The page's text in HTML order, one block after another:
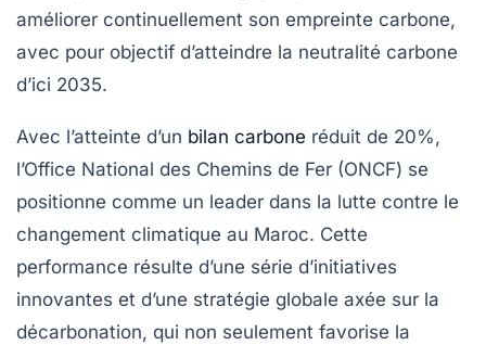
améliorer continuellement son empreinte carbone,
avec pour objectif d’atteindre la neutralité carbone
d’ici 2035.
Avec l’atteinte d’un bilan carbone réduit de 20%,
l’Office National des Chemins de Fer (ONCF) se
positionne comme un leader dans la lutte contre le
changement climatique au Maroc. Cette
performance résulte d’une série d’initiatives
innovantes et d’une stratégie globale axée sur la
décarbonation, qui non seulement favorise la